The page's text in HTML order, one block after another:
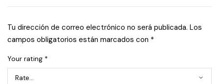
Tu dirección de correo electrónico no será publicada. Los
campos obligatorios están marcados con *
Your rating *